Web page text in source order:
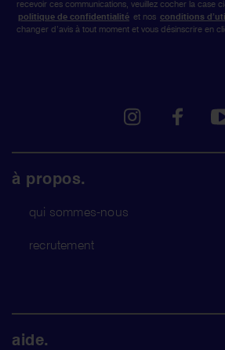
à propos.
qui sommes-nous
recrutement
aide.
recevoir ces communications, veuillez cocher la case
politique de confidentialité et nos conditions
changer d’avis à tout moment et vous désinscrire en
instagram facebook